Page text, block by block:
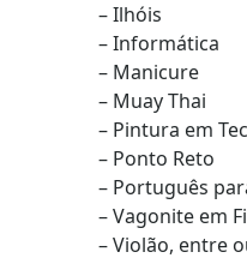
– Ilhóis
– Informática
– Manicure
– Muay Thai
– Pintura em
– Ponto Reto
– Português
– Vagonite em
– Violão, entre